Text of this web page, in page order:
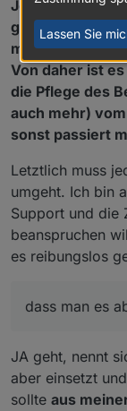
Jeder will
geholfen wird
meinen Augen
Von daher ist
die Pflege des
auch mehr)
sonst passiert
Letztlich muss
umgeht. Ich bin
Support und die
beanspruchen
es reibungslos
dass man es
JA geht, nennt
aber einsetzt
sollte aus
Lassen Sie